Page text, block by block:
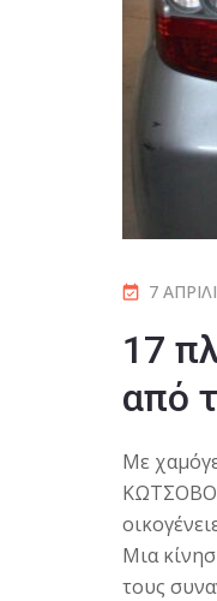
7
17
από
Με
Μια
τους